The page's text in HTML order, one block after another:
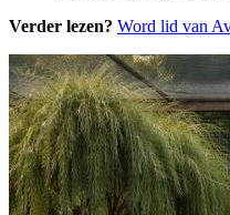
Verder lezen? Word lid van